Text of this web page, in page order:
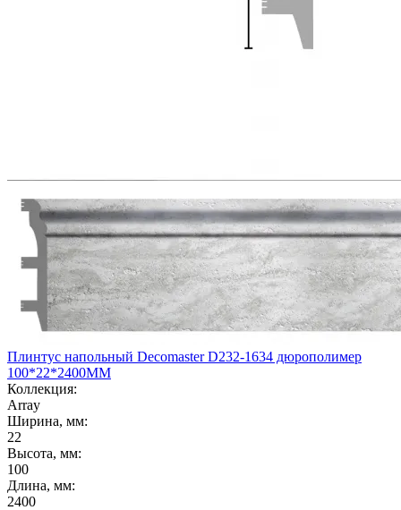
Плинтус напольный Decomaster D232-1634 дюрополимер
100*22*2400ММ
Коллекция:
Array
Ширина, мм:
22
Высота, мм:
100
Длина, мм:
2400